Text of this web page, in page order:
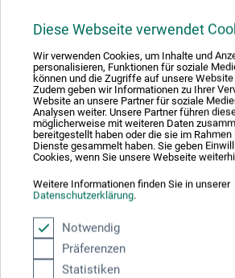
Diese Webseite verwendet
Wir verwenden Cookies, um Inhalte und
personalisieren, Funktionen für soziale
können und die Zugriffe auf unsere
Zudem geben wir Informationen zu Ihrer
Website an unsere Partner für soziale
Analysen weiter. Unsere Partner führen
möglicherweise mit weiteren Daten
bereitgestellt haben oder die sie im Rahmen
Dienste gesammelt haben. Sie geben
Cookies, wenn Sie unsere Webseite
Weitere Informationen finden Sie in unserer
Datenschutzerklärung.
Notwendig
Präferenzen
Statistiken
förbättrar deras
Riskhänvisning
Innehåller biocidprodukter. Innehåller
benzisothiazol-3(2H)-one, 5-chloro-2-
octyl-2H-isothiazol-3-one. Kan utlösa